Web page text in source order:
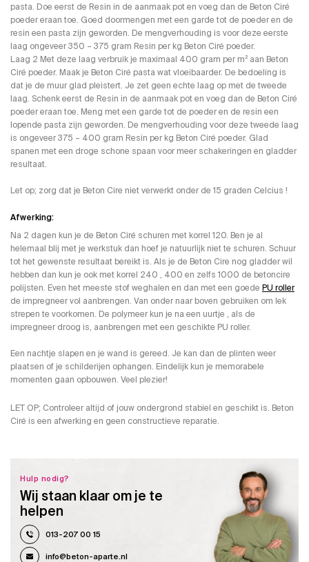
pasta. Doe eerst de Resin in de aanmaak pot en voeg dan de Beton Ciré
poeder eraan toe. Goed doormengen met een garde tot de poeder en de
resin een pasta zijn geworden. De mengverhouding is voor deze eerste
laag ongeveer 350 – 375 gram Resin per kg Beton Ciré poeder.
Laag 2 Met deze laag verbruik je maximaal 400 gram per m² aan Beton
Ciré poeder. Maak je Beton Ciré pasta wat vloeibaarder. De bedoeling is
dat je de muur glad pleistert. Je zet geen echte laag op met de tweede
laag. Schenk eerst de Resin in de aanmaak pot en voeg dan de Beton Ciré
poeder eraan toe. Meng met een garde tot de poeder en de resin een
lopende pasta zijn geworden. De mengverhouding voor deze tweede laag
is ongeveer 375 – 400 gram Resin per kg Beton Ciré poeder. Glad
spanen met een droge schone spaan voor meer schakeringen en gladder
resultaat.
Let op; zorg dat je Beton Cire niet verwerkt onder de 15 graden Celcius !
Afwerking:
Na 2 dagen kun je de Beton Ciré schuren met korrel 120. Ben je al
helemaal blij met je werkstuk dan hoef je natuurlijk niet te schuren. Schuur
tot het gewenste resultaat bereikt is. Als je de Beton Cire nog gladder wil
hebben dan kun je ook met korrel 240 , 400 en zelfs 1000 de betoncire
polijsten. Even het meeste stof weghalen en dan met een goede PU roller
de impregneer vol aanbrengen. Van onder naar boven gebruiken om lek
strepen te voorkomen. De polymeer kun je na een uurtje , als de
impregneer droog is, aanbrengen met een geschikte PU roller.
Een nachtje slapen en je wand is gereed. Je kan dan de plinten weer
plaatsen of je schilderijen ophangen. Eindelijk kun je memorabele
momenten gaan opbouwen. Veel plezier!
LET OP; Controleer altijd of jouw ondergrond stabiel en geschikt is. Beton
Ciré is een afwerking en geen constructieve reparatie.
Hulp nodig?
Wij staan klaar om je te
helpen
013-207 00 15
info@beton-aparte.nl